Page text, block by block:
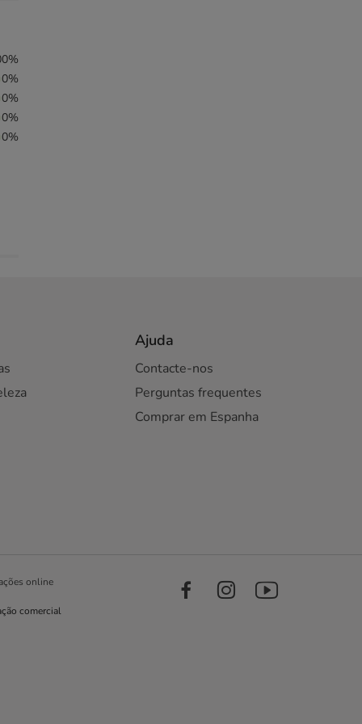
0%
0%
0%
0%
Ajuda
Contacte-nos
Perguntas frequentes
Comprar em Espanha
online
comercial